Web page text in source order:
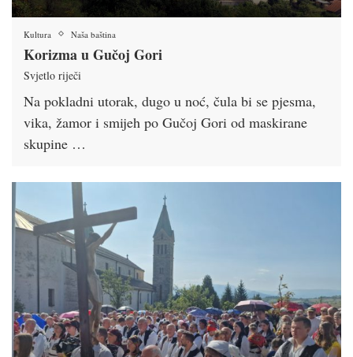
Kultura Naša baština
Korizma u Gučoj Gori
Svjetlo riječi
Na pokladni utorak, dugo u noć, čula bi se pjesma,
vika, žamor i smijeh po Gučoj Gori od maskirane
skupine …